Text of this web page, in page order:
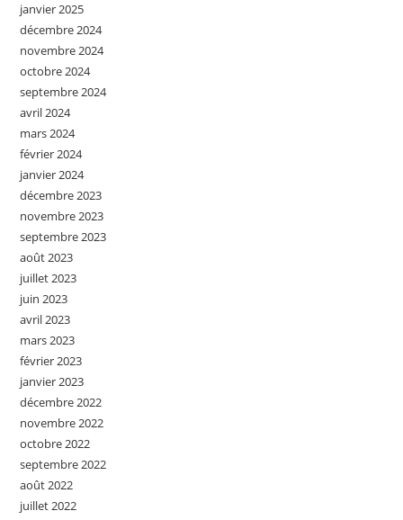
janvier 2025
décembre 2024
novembre 2024
octobre 2024
septembre 2024
avril 2024
mars 2024
février 2024
janvier 2024
décembre 2023
novembre 2023
septembre 2023
août 2023
juillet 2023
juin 2023
avril 2023
mars 2023
février 2023
janvier 2023
décembre 2022
novembre 2022
octobre 2022
septembre 2022
août 2022
juillet 2022